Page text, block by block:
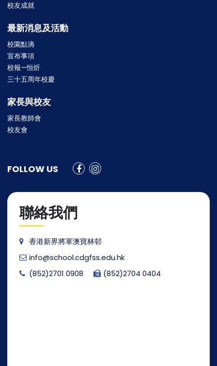
校友成就
最新消息及活動
校園點滴
宣布事項
校報—恒炘
三十五周年校慶
家長與校友
家長教師會
校友會
FOLLOW US
聯絡我們
香港新界將軍澳寶林邨
info@school.cdgfss.edu.hk
(852)2701 0908
(852)2704 0404